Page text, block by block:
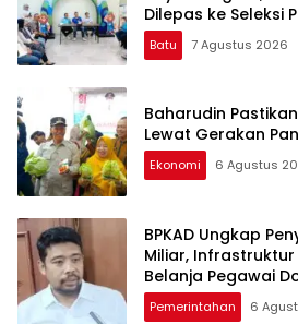
Dilepas ke Seleksi
Batu 7 Agustus 2026
Baharudin
Lewat Gerakan
Ekonomi 6 Agustus
BPKAD Ungkap
Miliar,
Belanja Pegawai
Pemerintahan 6